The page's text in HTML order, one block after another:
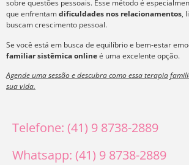
sobre questões pessoais. Esse método é
que enfrentamdificuldades nos relacionamentos,
buscam crescimento pessoal.
Se você está em busca de equilíbrio e bem-estar
familiar sistêmica onlineé uma excelente opção.
Agende uma sessão e descubra como essa terapia
sua vida.
Telefone: (41) 9 8738-2889
Whatsapp: (41) 9 8738-2889